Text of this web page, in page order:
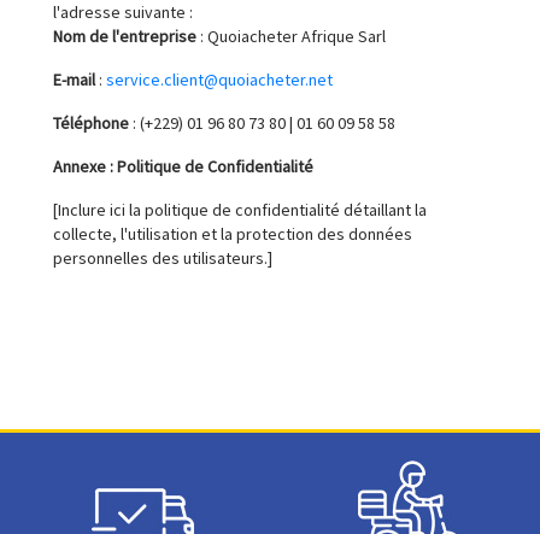
l'adresse suivante :
Nom de l'entreprise: Quoiacheter Afrique Sarl
E-mail: service.client@quoiacheter.net
Téléphone: (+229) 01 96 80 73 80 | 01 60 09 58 58
Annexe : Politique de Confidentialité
[Inclure ici la politique de confidentialité détaillant la
collecte, l'utilisation et la protection des données
personnelles des utilisateurs.]